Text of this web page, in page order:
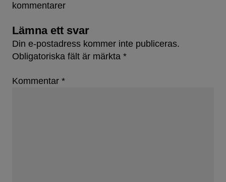
kommentarer
Lämna ett svar
Din e-postadress kommer inte publiceras.
Obligatoriska fält är märkta *
Kommentar *